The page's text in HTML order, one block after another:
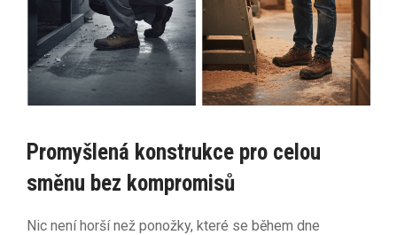
Promyšlená konstrukce pro celou
směnu bez kompromisů
Nic není horší než ponožky, které se během dne